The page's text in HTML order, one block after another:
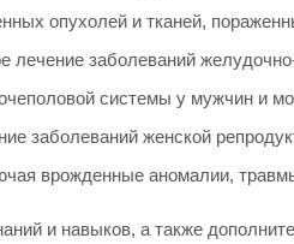
опухолей и тканей,
лечение заболеваний
системы у мужчин и
заболеваний женской
врожденные аномалии,
и навыков, а также